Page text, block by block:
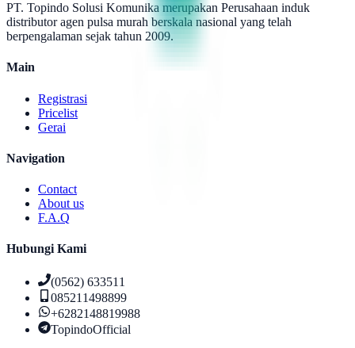
PT. Topindo Solusi Komunika merupakan Perusahaan induk
distributor agen pulsa murah berskala nasional yang telah
berpengalaman sejak tahun 2009.
Main
Registrasi
Pricelist
Gerai
Navigation
Contact
About us
F.A.Q
Hubungi Kami
(0562) 633511
085211498899
+6282148819988
TopindoOfficial